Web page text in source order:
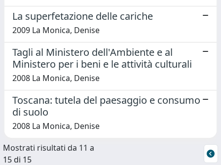
La superfetazione delle cariche
2009 La Monica, Denise
Tagli al Ministero dell'Ambiente e al
Ministero per i beni e le attività culturali
2008 La Monica, Denise
Toscana: tutela del paesaggio e consumo
di suolo
2008 La Monica, Denise
Mostrati risultati da 11 a
15 di 15